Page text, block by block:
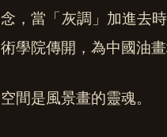
念，當「灰調」加進去
術學院傳開，為中國油畫
空間是風景畫的靈魂。